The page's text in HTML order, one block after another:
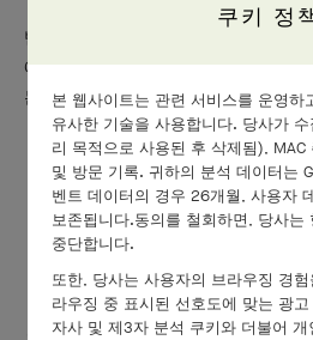
반클리프 아펠의 댄스 리플렉션은 런
에 이어 2024년 10월 4일부터 11월 16
는 사이타마와 교토에서 개최됩니다.
반클리프 아펠의 댄스 리플렉션 웹
세요
두 명의 무용수처럼,
쿠키 정
본 웹사이트는 관련 서비스를 운영하
유사한 기술을 사용합니다. 당사가
리 목적으로 사용된 후 삭제됨),
및 방문 기록. 귀하의 분석 데이터는
벤트 데이터의 경우 26개월, 사용자
보존됩니다.동의를 철회하면, 당사는
중단합니다.
또한, 당사는 사용자의 브라우징 경
라우징 중 표시된 선호도에 맞는 광
자사 및 제3자 분석 쿠키와 더불어